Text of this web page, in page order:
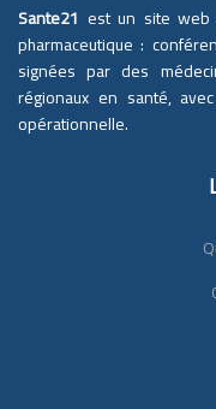
Sante21 est un site web
pharmaceutique :
signées par des
régionaux en santé,
opérationnelle.